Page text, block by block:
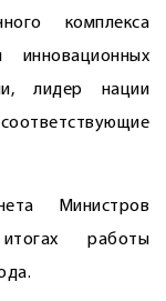
комплекса
инновационных
лидер нации
Министров
работы